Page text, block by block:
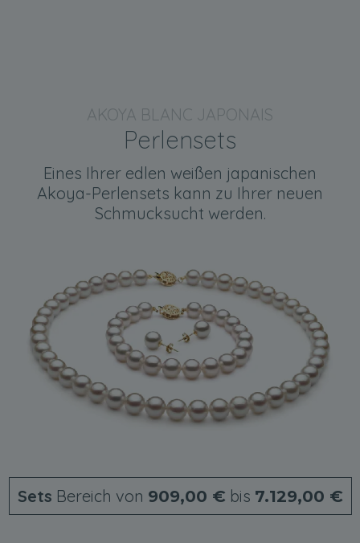
AKOYA BLANC JAPONAIS
Perlensets
Eines Ihrer edlen weißen japanischen
Akoya-Perlensets kann zu Ihrer neuen
Schmucksucht werden.
Sets Bereich von 909,00 € bis 7.129,00 €